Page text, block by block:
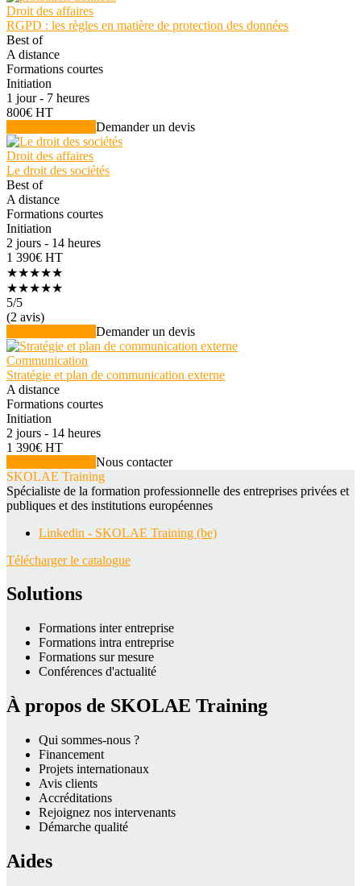
Droit des affaires
RGPD : les règles en matière de protection des données
Best of
A distance
Formations courtes
Initiation
1 jour - 7 heures
800€ HT
Demander un devis
Droit des affaires
Le droit des sociétés
Best of
A distance
Formations courtes
Initiation
2 jours - 14 heures
1 390€ HT
★★★★★
★★★★★
5/5
(2 avis)
Demander un devis
Communication
Stratégie et plan de communication externe
A distance
Formations courtes
Initiation
2 jours - 14 heures
1 390€ HT
Nous contacter
SKOLAE Training
Spécialiste de la formation professionnelle des entreprises privées et
publiques et des institutions européennes
Linkedin - SKOLAE Training (be)
Télécharger le catalogue
Solutions
Formations inter entreprise
Formations intra entreprise
Formations sur mesure
Conférences d'actualité
À propos de SKOLAE Training
Qui sommes-nous ?
Financement
Projets internationaux
Avis clients
Accréditations
Rejoignez nos intervenants
Démarche qualité
Aides